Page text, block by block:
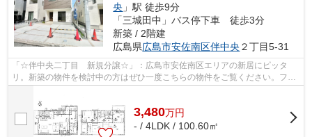
央 」駅 徒歩9分
「三城田中」バス停下車 徒歩3分
新築 / 2階建
広島県広島市安佐南区伴中央 ２丁目5-31
「☆伴中央二丁目 新規分譲☆」：広島市安佐南区エリアの新居にピッタ
リ。新築の物件を検討中の方はぜひ一度こちらの物件をご覧ください。フロ
ーリングにはオシャレな洋風インテリアも...
3,480万円
- / 4LDK / 100.60㎡